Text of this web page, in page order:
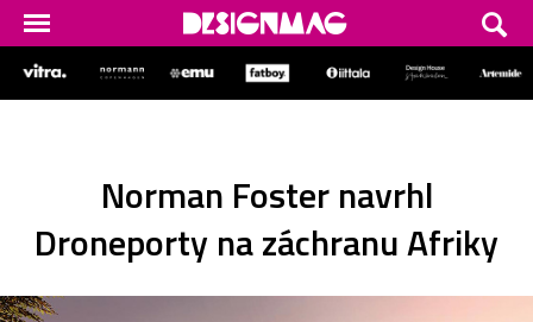
Norman Foster navrhl
Droneporty na záchranu Afriky